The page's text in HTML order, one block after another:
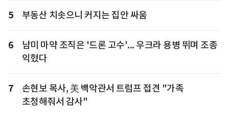
5 부동산 치솟으니 커지는 집안 싸움
6
남미 마약 조직은 '드론 고수'... 우크라 용병 뛰며 조종
익혔다
7
손현보 목사, 美 백악관서 트럼프 접견 "가족
초청해줘서 감사"